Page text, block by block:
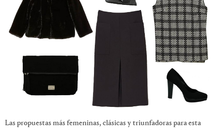
Las propuestas más femeninas, clásicas y triunfadoras para esta